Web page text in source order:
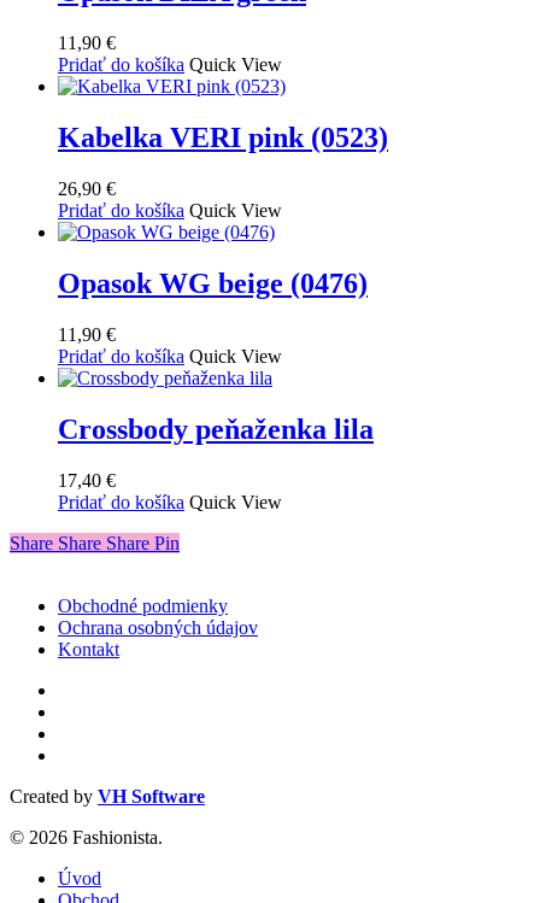
11,90 €
Pridať do košíka Quick View
Kabelka VERI pink (0523)
26,90 €
Pridať do košíka Quick View
Opasok WG beige (0476)
11,90 €
Pridať do košíka Quick View
Crossbody peňaženka lila
17,40 €
Pridať do košíka Quick View
Share
Share Share Share Pin
Obchodné podmienky
Ochrana osobných údajov
Kontakt
Created by VH Software
© 2026 Fashionista.
Close
Menu
Úvod